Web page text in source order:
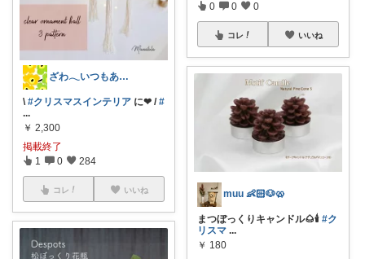
ざわ𓂃いつもありがとうございます♡
\#クリスマスインテリア に❤ /#
...
￥ 2,300
掲載終了
1 0 284
コレ いいね
0 0 0
コレ いいね
muu 👶🏻🐶🥨
まつぼっくりキャンドル🌰🕯️ #ク
リスマ ...
￥ 180